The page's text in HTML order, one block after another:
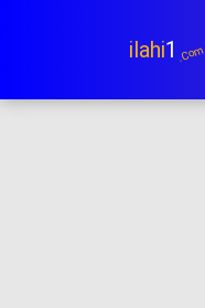
ilahi1 .Com